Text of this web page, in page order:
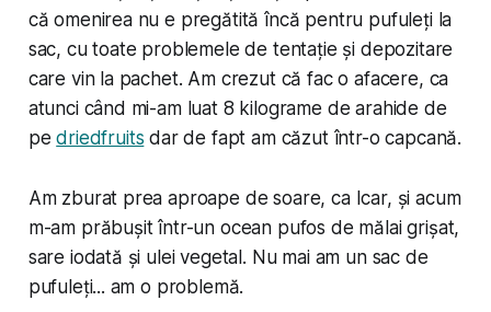
că omenirea nu e pregătită încă pentru pufuleți la
sac, cu toate problemele de tentație și depozitare
care vin la pachet. Am crezut că fac o afacere, ca
atunci când mi-am luat 8 kilograme de arahide de
pedriedfruits dar de fapt am căzut într-o capcană.
Am zburat prea aproape de soare, ca Icar, și acum
m-am prăbușit într-un ocean pufos de mălai grișat,
sare iodată și ulei vegetal. Nu mai am un sac de
pufuleți... am o problemă.